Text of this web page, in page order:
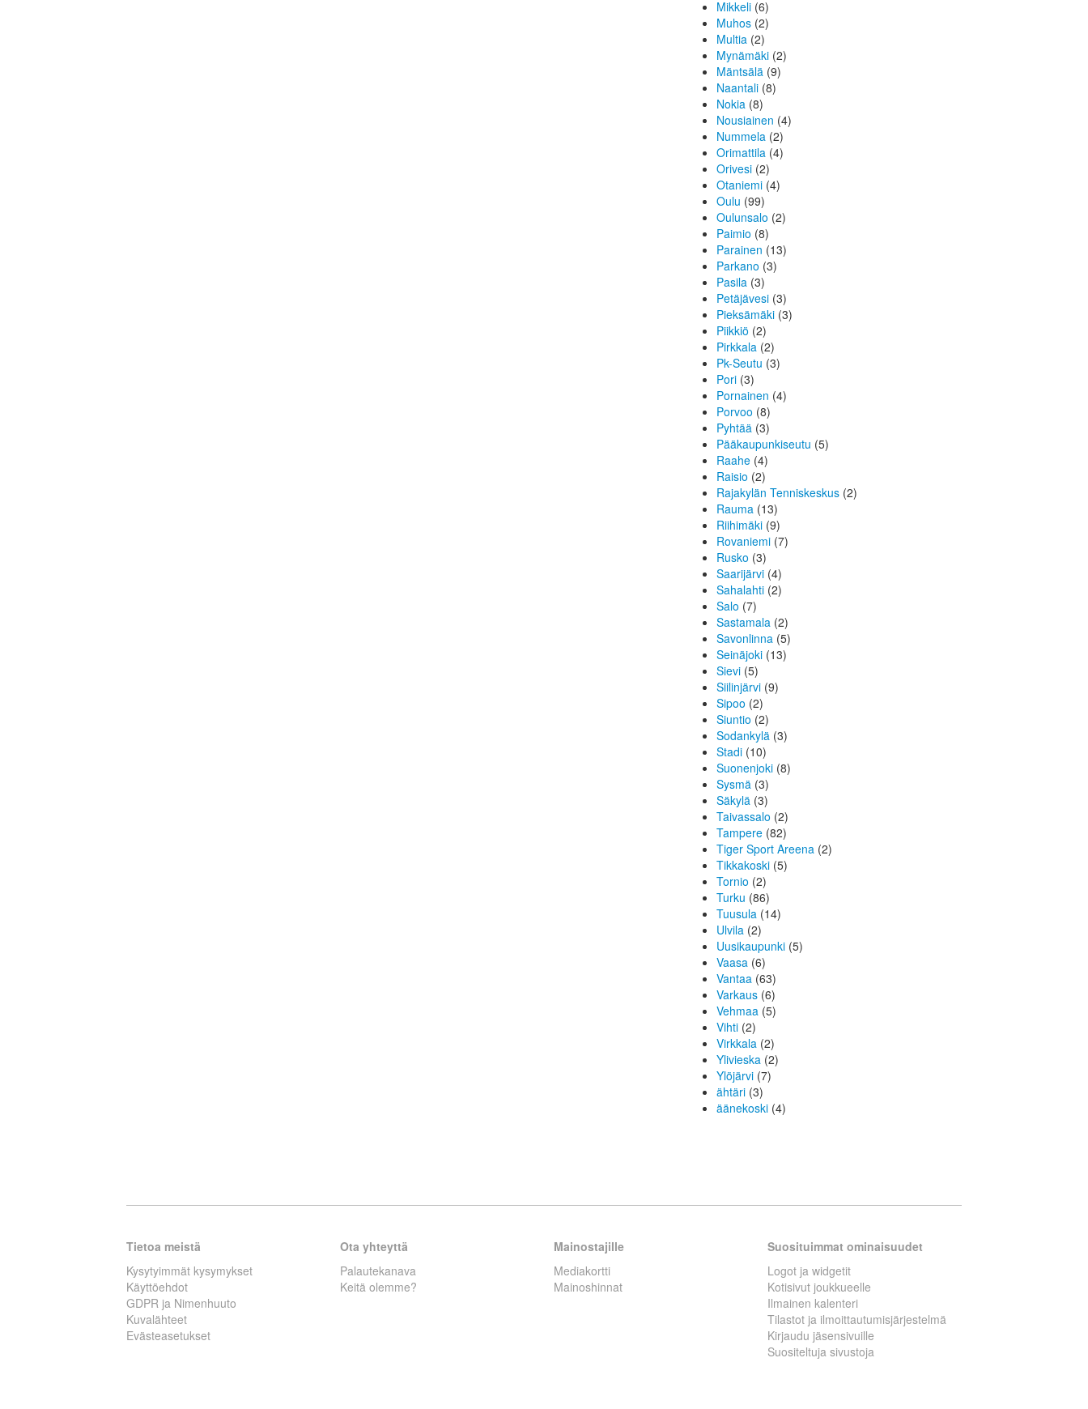
Mikkeli (6)
Muhos (2)
Multia (2)
Mynämäki (2)
Mäntsälä (9)
Naantali (8)
Nokia (8)
Nousiainen (4)
Nummela (2)
Orimattila (4)
Orivesi (2)
Otaniemi (4)
Oulu (99)
Oulunsalo (2)
Paimio (8)
Parainen (13)
Parkano (3)
Pasila (3)
Petäjävesi (3)
Pieksämäki (3)
Piikkiö (2)
Pirkkala (2)
Pk-Seutu (3)
Pori (3)
Pornainen (4)
Porvoo (8)
Pyhtää (3)
Pääkaupunkiseutu (5)
Raahe (4)
Raisio (2)
Rajakylän Tenniskeskus (2)
Rauma (13)
Riihimäki (9)
Rovaniemi (7)
Rusko (3)
Saarijärvi (4)
Sahalahti (2)
Salo (7)
Sastamala (2)
Savonlinna (5)
Seinäjoki (13)
Sievi (5)
Siilinjärvi (9)
Sipoo (2)
Siuntio (2)
Sodankylä (3)
Stadi (10)
Suonenjoki (8)
Sysmä (3)
Säkylä (3)
Taivassalo (2)
Tampere (82)
Tiger Sport Areena (2)
Tikkakoski (5)
Tornio (2)
Turku (86)
Tuusula (14)
Ulvila (2)
Uusikaupunki (5)
Vaasa (6)
Vantaa (63)
Varkaus (6)
Vehmaa (5)
Vihti (2)
Virkkala (2)
Ylivieska (2)
Ylöjärvi (7)
ähtäri (3)
äänekoski (4)
Tietoa meistä
Kysytyimmät kysymykset
Käyttöehdot
GDPR ja Nimenhuuto
Kuvalähteet
Evästeasetukset
Ota yhteyttä
Palautekanava
Keitä olemme?
Mainostajille
Mediakortti
Mainoshinnat
Suosituimmat ominaisuudet
Logot ja widgetit
Kotisivut joukkueelle
Ilmainen kalenteri
Tilastot ja ilmoittautumisjärjestelmä
Kirjaudu jäsensivuille
Suositeltuja sivustoja